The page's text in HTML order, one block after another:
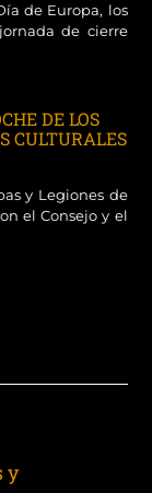
de Europa, los
de cierre
DE LOS
CULTURALES
y Legiones de
el Consejo y el
y